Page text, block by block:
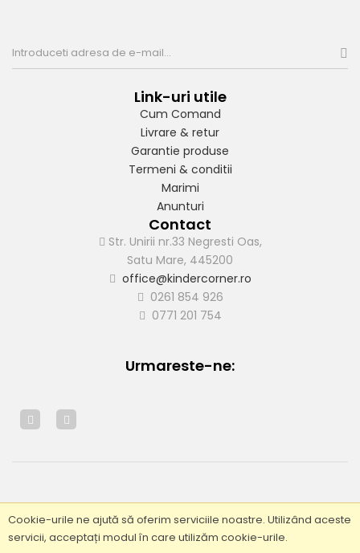
Link-uri utile
Cum Comand
Livrare & retur
Garantie produse
Termeni & conditii
Marimi
Anunturi
Contact
Str. Unirii nr.33 Negresti Oas,
Satu Mare, 445200
office@kindercorner.ro
0261 854 926
0771 201 754
Urmareste-ne:
© 2019 - Toate drepturile rezervate de Kindercorner
Cookie-urile ne ajută să oferim serviciile noastre. Utilizând aceste
servicii, acceptați modul în care utilizăm cookie-urile.